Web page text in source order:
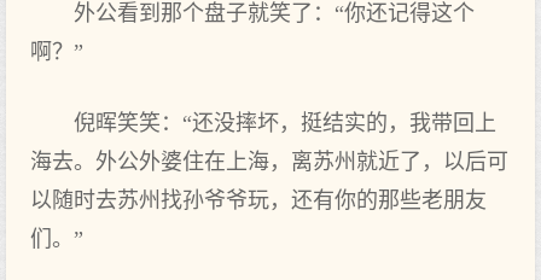
外公看到那个盘子就笑了：“你还记得这个
啊？”
倪晖笑笑：“还没摔坏，挺结实的，我带回上
海去。外公外婆住在上海，离苏州就近了，以后可
以随时去苏州找孙爷爷玩，还有你的那些老朋友
们。”